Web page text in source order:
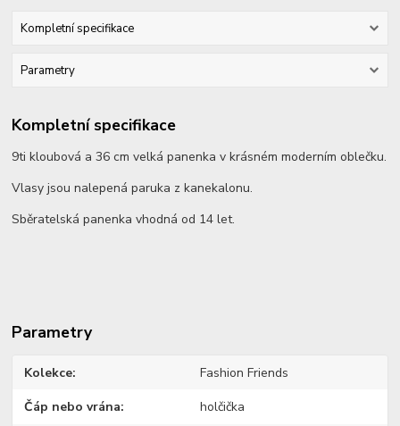
Kompletní specifikace
Parametry
Kompletní specifikace
9ti kloubová a 36 cm velká panenka v krásném moderním oblečku.
Vlasy jsou nalepená paruka z kanekalonu.
Sběratelská panenka vhodná od 14 let.
Parametry
Kolekce Fashion Friends
Čáp nebo vrána holčička